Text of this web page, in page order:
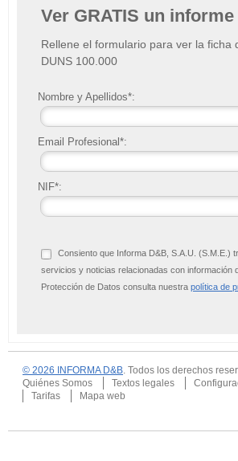
Ver GRATIS un
Rellene el formulario para ver la
DUNS 100.000
Nombre y Apellidos*:
Email Profesional*:
NIF*:
Consiento que Informa D&B, S.A.U. (S.M.E.)
servicios y noticias relacionadas con
Protección de Datos consulta nuestra política de
© 2026 INFORMA D&B. Todos los derechos
Quiénes Somos
Textos legales
Tarifas
Mapa web